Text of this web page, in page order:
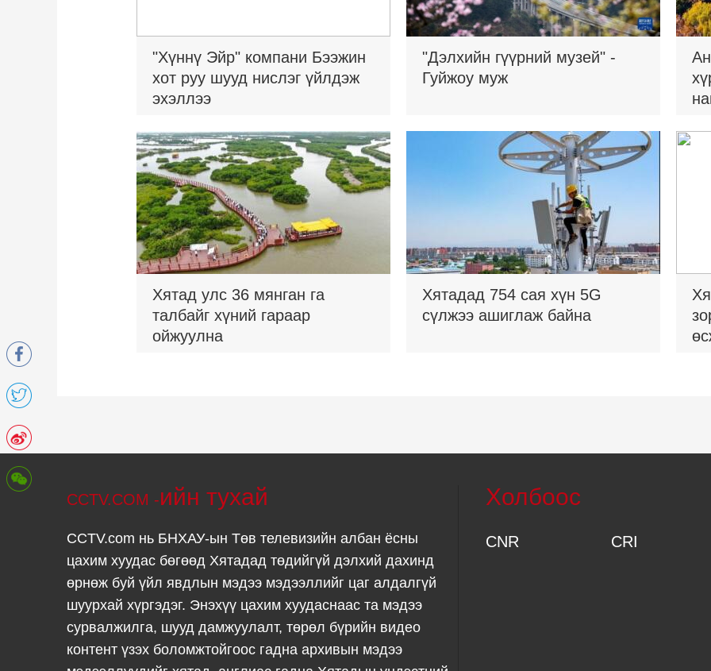
"Хүннү Эйр" компани Бээжин
хот руу шууд нислэг үйлдэж
эхэллээ
"Дэлхийн гүүрний музей" -
Гуйжоу муж
Хятад улс 36 мянган га
талбайг хүний гараар
ойжуулна
Хятадад 754 сая хүн 5G
сүлжээ ашиглаж байна
CCTV.COM -ийн тухай
CCTV.com нь БНХАУ-ын Төв телевизийн албан ёсны
цахим хуудас бөгөөд Хятадад төдийгүй дэлхий дахинд
өрнөж буй үйл явдлын мэдээ мэдээллийг цаг алдалгүй
шуурхай хүргэдэг. Энэхүү цахим хуудаснаас та мэдээ
сурвалжилга, шууд дамжуулалт, төрөл бүрийн видео
контент үзэх боломжтойгоос гадна архивын мэдээ
Холбоос
CNR CRI